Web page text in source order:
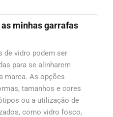
minhas garrafas
de vidro podem ser
para se alinharem
marca. As opções
tamanhos e cores
ou a utilização de
como vidro fosco,